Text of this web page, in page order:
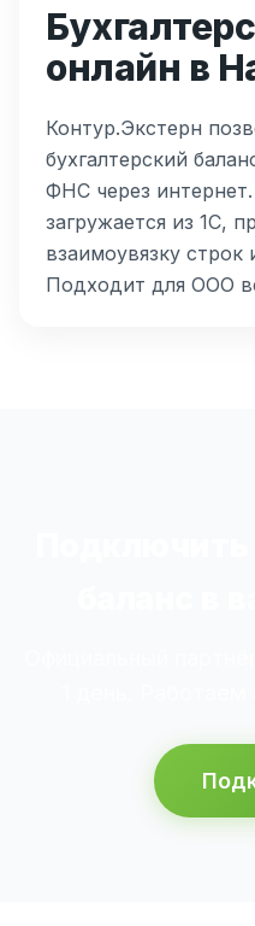
онлайн в
Контур.Экстерн
бухгалтерский
ФНС через
загружается из 1С,
взаимоувязку строк
Подходит для ООО